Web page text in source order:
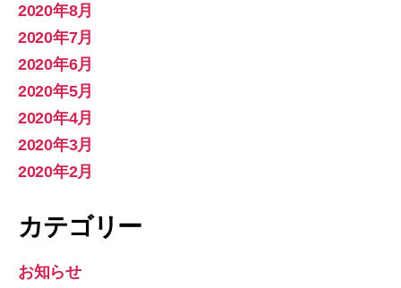
2020年8月
2020年7月
2020年6月
2020年5月
2020年4月
2020年3月
2020年2月
カテゴリー
お知らせ